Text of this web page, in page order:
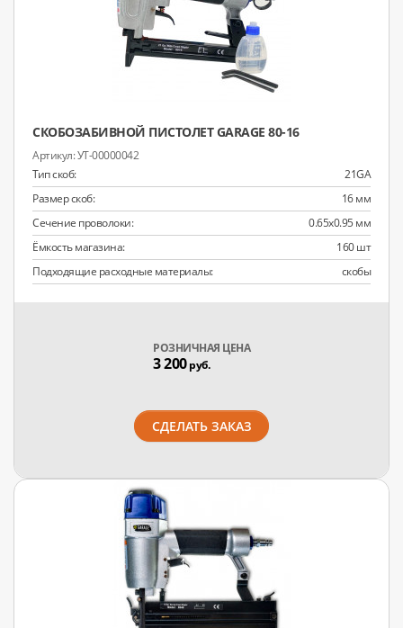
СКОБОЗАБИВНОЙ ПИСТОЛЕТ GARAGE 80-16
УТ-00000042
Тип скоб:
21GA
Размер скоб:
16 мм
Сечение проволоки:
0.65x0.95 мм
Ёмкость магазина:
160 шт
Подходящие расходные материалы:
скобы
РОЗНИЧНАЯ ЦЕНА
3 200руб.
СДЕЛАТЬ ЗАКАЗ